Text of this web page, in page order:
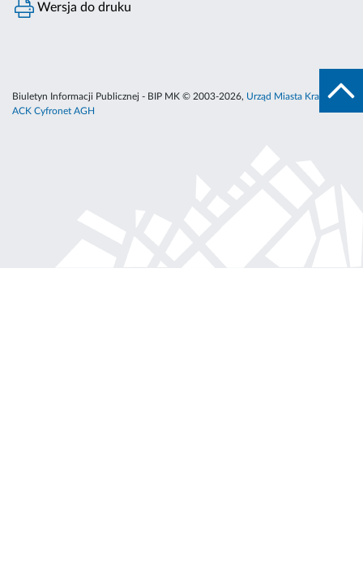
Wersja do druku
Biuletyn Informacji Publicznej - BIP MK © 2003-2026, Urząd Miasta Krakowa
ACK Cyfronet AGH